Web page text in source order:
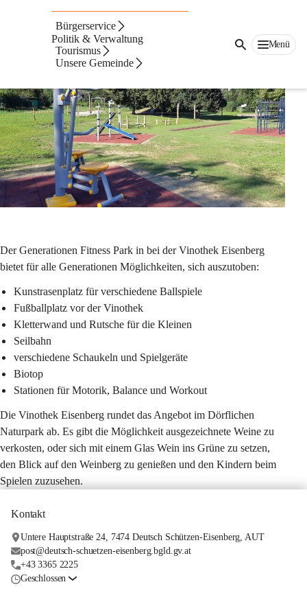
Bürgerservice
Politik & Verwaltung
Tourismus
Unsere Gemeinde
Menü
GenFitPark
in Eisenberg
Der Generationen Fitness Park in bei der Vinothek Eisenberg
bietet für alle Generationen Möglichkeiten, sich auszutoben:
Kunstrasenplatz für verschiedene Ballspiele
Fußballplatz vor der Vinothek
Kletterwand und Rutsche für die Kleinen
Seilbahn
verschiedene Schaukeln und Spielgeräte
Biotop
Stationen für Motorik, Balance und Workout
Die Vinothek Eisenberg rundet das Angebot im Dörflichen
Naturpark ab. Es gibt die Möglichkeit ausgezeichnete Weine zu
verkosten, oder sich mit einem Glas Wein ins Grüne zu setzen,
den Blick auf den Weinberg zu genießen und den Kindern beim
Spielen zuzusehen.
Kontakt
Untere Hauptstraße 24, 7474 Deutsch Schützen-Eisenberg, AUT
post@deutsch-schuetzen-eisenberg.bgld.gv.at
+43 3365 2225
Geschlossen